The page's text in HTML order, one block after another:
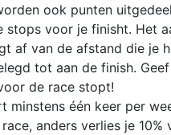
ook punten
stops voor je finisht. Het
af van de afstand die je
tot aan de finish.
de race stopt!
minstens één keer per
anders verlies je 10%